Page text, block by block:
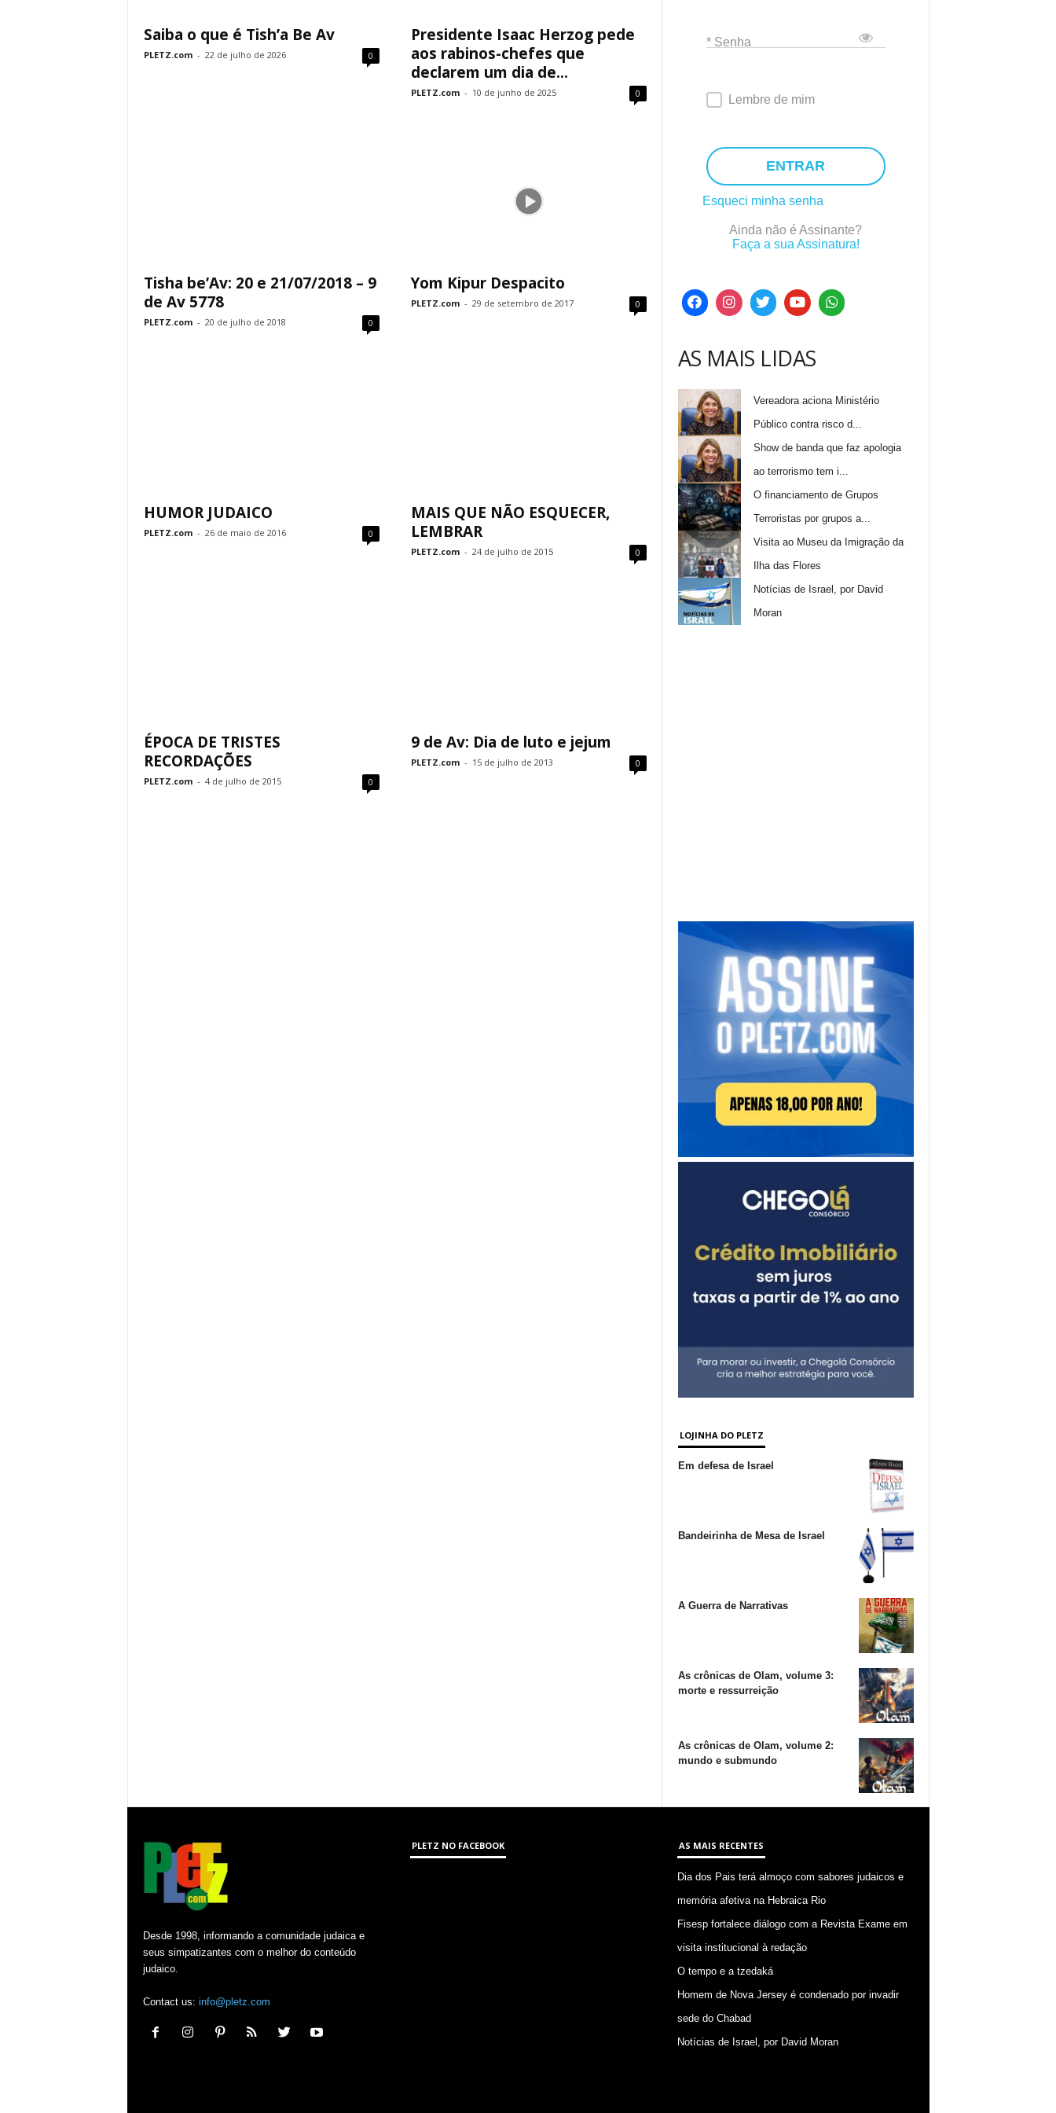
Saiba o que é Tish’a Be Av
PLETZ.com - 22 de julho de 2026 0
Presidente Isaac Herzog pede
aos rabinos-chefes que
declarem um dia de...
PLETZ.com - 10 de junho de 2025 0
Tisha be’Av: 20 e 21/07/2018 – 9
de Av 5778
PLETZ.com - 20 de julho de 2018 0
Yom Kipur Despacito
PLETZ.com - 29 de setembro de 2017 0
HUMOR JUDAICO
PLETZ.com - 26 de maio de 2016 0
MAIS QUE NÃO ESQUECER,
LEMBRAR
PLETZ.com - 24 de julho de 2015 0
ÉPOCA DE TRISTES
RECORDAÇÕES
PLETZ.com - 4 de julho de 2015 0
9 de Av: Dia de luto e jejum
PLETZ.com - 15 de julho de 2013 0
* Senha
Lembre de mim
ENTRAR
Esqueci minha senha
Ainda não é Assinante?
Faça a sua Assinatura!
AS MAIS LIDAS
Vereadora aciona Ministério
Público contra risco d...
Show de banda que faz apologia
ao terrorismo tem i...
O financiamento de Grupos
Terroristas por grupos a...
Visita ao Museu da Imigração da
Ilha das Flores
Notícias de Israel, por David
Moran
LOJINHA DO PLETZ
Em defesa de Israel
Bandeirinha de Mesa de Israel
A Guerra de Narrativas
As crônicas de Olam, volume 3:
morte e ressurreição
As crônicas de Olam, volume 2:
mundo e submundo
Desde 1998, informando a comunidade judaica e
seus simpatizantes com o melhor do conteúdo
judaico.
Contact us: info@pletz.com
PLETZ NO FACEBOOK AS MAIS RECENTES
Dia dos Pais terá almoço com sabores judaicos e
memória afetiva na Hebraica Rio
Fisesp fortalece diálogo com a Revista Exame em
visita institucional à redação
O tempo e a tzedaká
Homem de Nova Jersey é condenado por invadir
sede do Chabad
Notícias de Israel, por David Moran